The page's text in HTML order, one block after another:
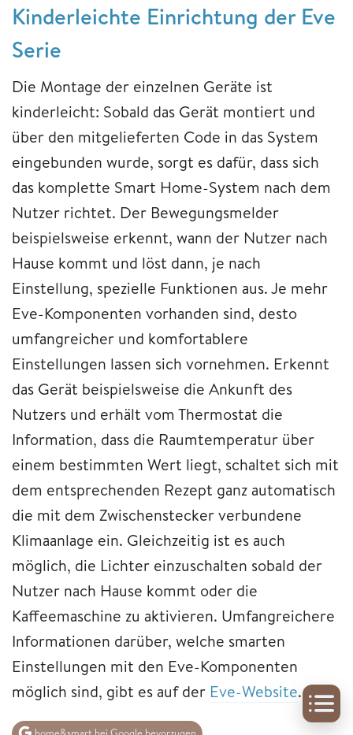
Kinderleichte Einrichtung der Eve
Serie
Die Montage der einzelnen Geräte ist
kinderleicht: Sobald das Gerät montiert und
über den mitgelieferten Code in das System
eingebunden wurde, sorgt es dafür, dass sich
das komplette Smart Home-System nach dem
Nutzer richtet. Der Bewegungsmelder
beispielsweise erkennt, wann der Nutzer nach
Hause kommt und löst dann, je nach
Einstellung, spezielle Funktionen aus. Je mehr
Eve-Komponenten vorhanden sind, desto
umfangreicher und komfortablere
Einstellungen lassen sich vornehmen. Erkennt
das Gerät beispielsweise die Ankunft des
Nutzers und erhält vom Thermostat die
Information, dass die Raumtemperatur über
einem bestimmten Wert liegt, schaltet sich mit
dem entsprechenden Rezept ganz automatisch
die mit dem Zwischenstecker verbundene
Klimaanlage ein. Gleichzeitig ist es auch
möglich, die Lichter einzuschalten sobald der
Nutzer nach Hause kommt oder die
Kaffeemaschine zu aktivieren. Umfangreichere
Informationen darüber, welche smarten
Einstellungen mit den Eve-Komponenten
möglich sind, gibt es auf der Eve-Website.